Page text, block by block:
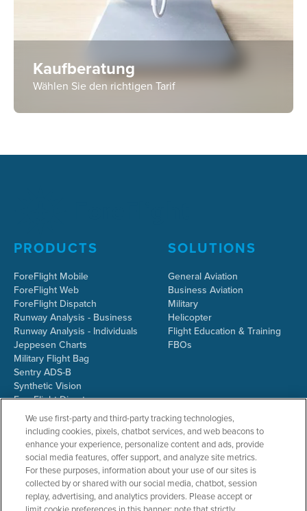
Kaufberatung
Wählen Sie den richtigen Tarif
PRODUCTS
ForeFlight Mobile
ForeFlight Web
ForeFlight Dispatch
Runway Analysis - Business
Runway Analysis - Individuals
Jeppesen Charts
Military Flight Bag
Sentry ADS-B
Synthetic Vision
ForeFlight Directory
JetFuelX
CloudAhoy
Flight Data Analysis
Plans & Pricing
Gift Certificates
SOLUTIONS
General Aviation
Business Aviation
Military
Helicopter
Flight Education & Training
FBOs
We use first-party and third-party tracking technologies,
including cookies, pixels, chatbot services, and web beacons to
enhance your experience, personalize content and ads, provide
social media features, offer support, and analyze site metrics.
For these purposes, information about your use of our sites is
collected by or shared with our social media, chatbot, session
replay, advertising, and analytics providers. Please accept or